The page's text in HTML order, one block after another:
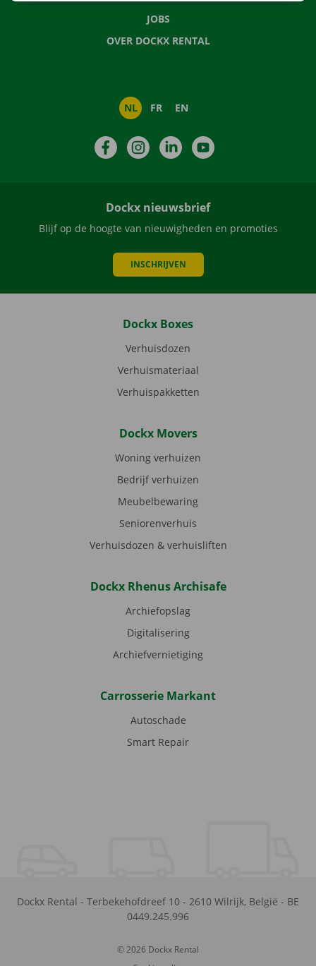
JOBS
OVER DOCKX RENTAL
NL FR EN
FacebookInstagramLinkedIn
Dockx nieuwsbrief
Blijf op de hoogte van nieuwigheden en promoties
INSCHRIJVEN
Dockx Boxes
Verhuisdozen
Verhuismateriaal
Verhuispakketten
Dockx Movers
Woning verhuizen
Bedrijf verhuizen
Meubelbewaring
Seniorenverhuis
Verhuisdozen & verhuisliften
Dockx Rhenus Archisafe
Archiefopslag
Digitalisering
Archiefvernietiging
Carrosserie Markant
Autoschade
Smart Repair
Dockx Rental - Terbekehofdreef 10 - 2610 Wilrijk, België - BE
0449.245.996
© 2026 Dockx Rental